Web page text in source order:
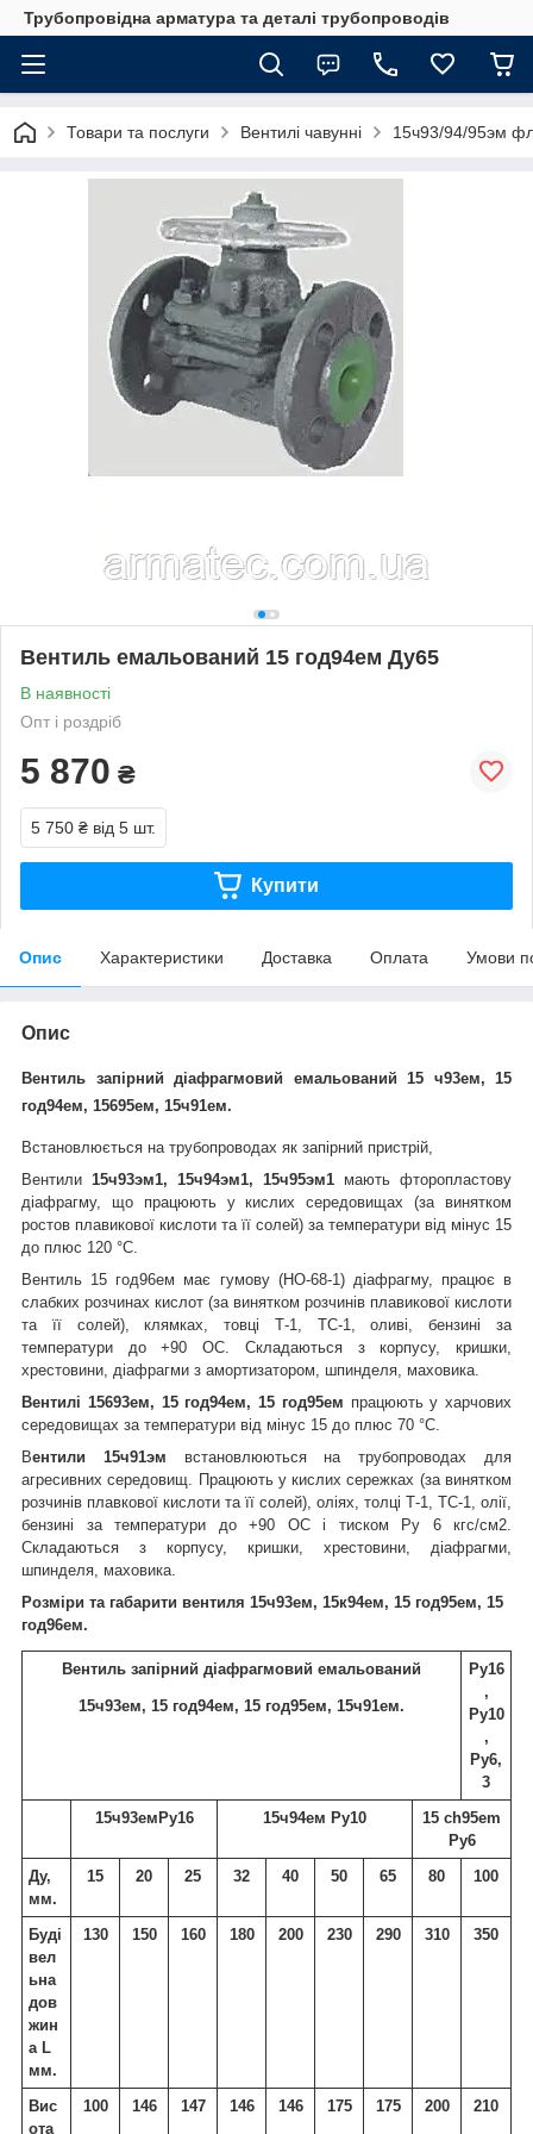
Трубопровідна арматура та деталі трубопроводів
Товари та послуги Вентилі чавунні 15ч93/94/95эм
Вентиль емальований 15 год94ем Ду65
В наявності
Опт і роздріб
5 870 ₴
5 750 ₴ від 5 шт.
Купити
Опис Характеристики Доставка Оплата Умови
Опис
Вентиль запірний діафрагмовий емальований 15 ч93ем, 15
год94ем, 15695ем, 15ч91ем.
Встановлюється на трубопроводах як запірний пристрій,
Вентили 15ч93эм1, 15ч94эм1, 15ч95эм1 мають фторопластову
діафрагму, що працюють у кислих середовищах (за винятком
ростов плавикової кислоти та її солей) за температури від мінус 15
до плюс 120 °C.
Вентиль 15 год96ем має гумову (НО-68-1) діафрагму, працює в
слабких розчинах кислот (за винятком розчинів плавикової кислоти
та її солей), клямках, товці Т-1, ТС-1, оливі, бензині за
температури до +90 ОС. Складаються з корпусу, кришки,
хрестовини, діафрагми з амортизатором, шпинделя, маховика.
Вентилі 15693ем, 15 год94ем, 15 год95ем працюють у харчових
середовищах за температури від мінус 15 до плюс 70 °C.
Вентили 15ч91эм встановлюються на трубопроводах для
агресивних середовищ. Працюють у кислих сережках (за винятком
розчинів плавкової кислоти та її солей), оліях, толці Т-1, ТС-1, олії,
бензині за температури до +90 ОС і тиском Ру 6 кгс/см2.
Складаються з корпусу, кришки, хрестовини, діафрагми,
шпинделя, маховика.
Розміри та габарити вентиля 15ч93ем, 15к94ем, 15 год95ем, 15
год96ем.
Вентиль запірний діафрагмовий емальований
15ч93ем, 15 год94ем, 15 год95ем, 15ч91ем.
Ру16
,
Ру10
,
Ру6,
3
15ч93емРу16
15ч94ем Ру10
15 ch95em
Ру6
Ду,
мм.
15 20 25 32 40 50 65 80 100
Буді
вел
ьна
дов
жин
а L
мм.
130 150 160 180 200 230 290 310 350
Вис
ота
100 146 147 146 146 175 175 200 210